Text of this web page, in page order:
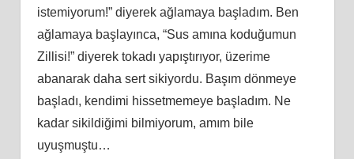
istemiyorum!” diyerek ağlamaya başladım. Ben
ağlamaya başlayınca, “Sus amına koduğumun
Zillisi!” diyerek tokadı yapıştırıyor, üzerime
abanarak daha sert sikiyordu. Başım dönmeye
başladı, kendimi hissetmemeye başladım. Ne
kadar sikildiğimi bilmiyorum, amım bile
uyuşmuştu…